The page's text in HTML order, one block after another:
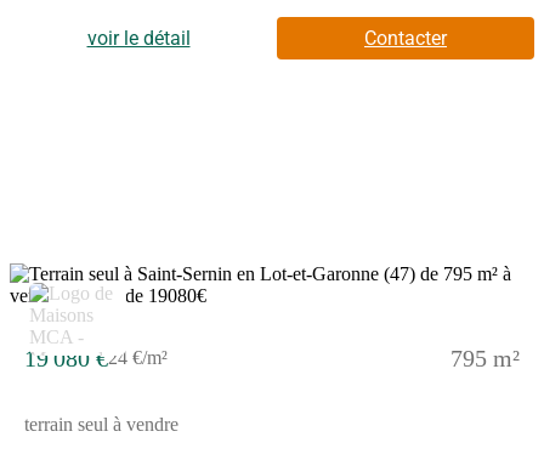
et des écoles. Une école primaire est implantée dans le quartier.
Il y a une épicerie à quelques minutes.Son prix de vente est de
voir le détail Contacter
19 080 €24 €/m² 795 m²
terrain seul à vendre